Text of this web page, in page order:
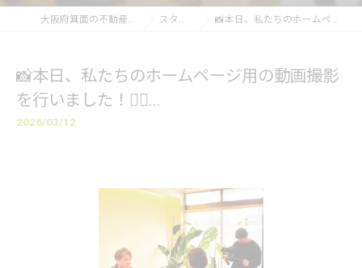
大阪府箕面の不動産なら株式会社よつば不動産 スタッフブログ 📸本日、私たちのホームページ用の動画撮影を行いました！👷‍♀...
📸本日、私たちのホームページ用の動画撮影
を行いました！👷‍♀...
2026/03/12